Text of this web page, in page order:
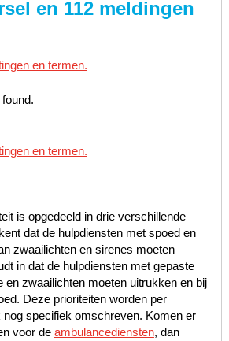
en 112 meldingen
en termen.
en termen.
is opgedeeld in drie verschillende
dat de hulpdiensten met spoed en
zwaailichten en sirenes moeten
in dat de hulpdiensten met gepaste
en zwaailichten moeten uitrukken en bij
Deze prioriteiten worden per
nog specifiek omschreven. Komen er
voor de ambulancediensten, dan